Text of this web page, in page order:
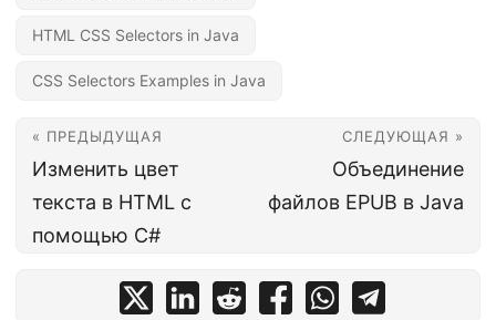
HTML CSS Selectors in Java
CSS Selectors Examples in Java
« ПРЕДЫДУЩАЯ
Изменить цвет
текста в HTML с
помощью С#
СЛЕДУЮЩАЯ »
Объединение
файлов EPUB в Java